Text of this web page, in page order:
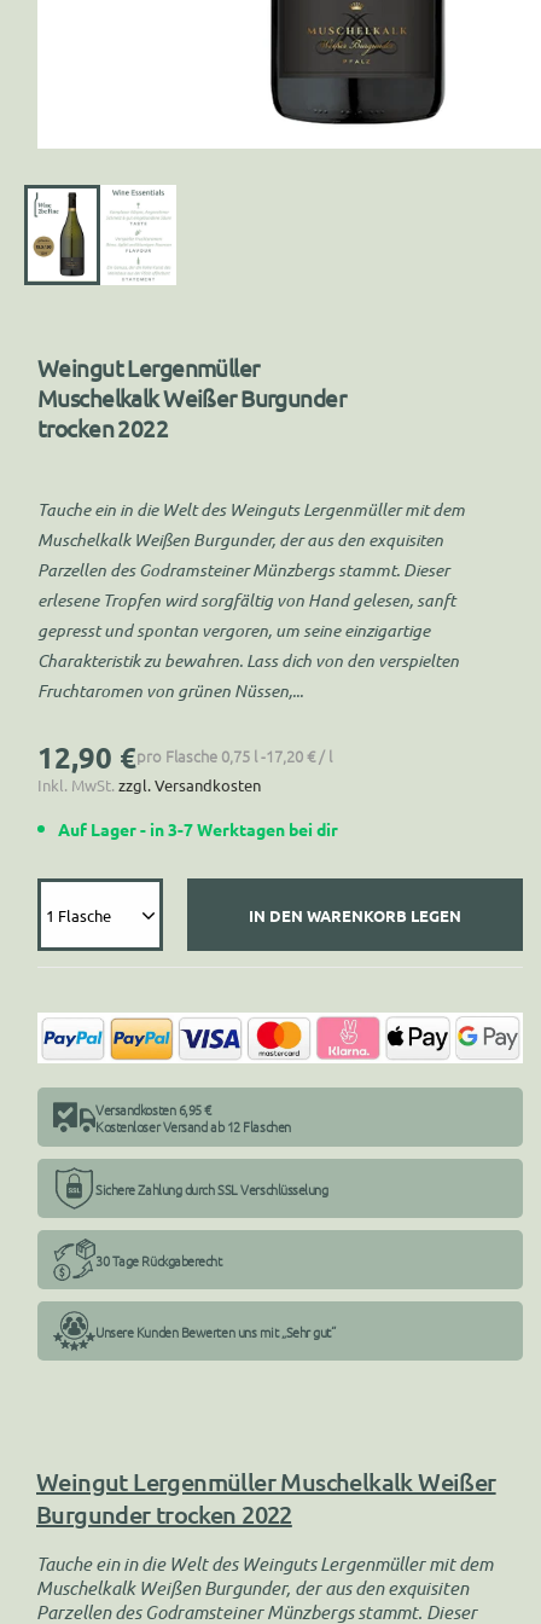
Weingut Lergenmüller
Muschelkalk Weißer Burgunder
trocken 2022
Tauche ein in die Welt des Weinguts Lergenmüller mit dem
Muschelkalk Weißen Burgunder, der aus den exquisiten
Parzellen des Godramsteiner Münzbergs stammt. Dieser
erlesene Tropfen wird sorgfältig von Hand gelesen, sanft
gepresst und spontan vergoren, um seine einzigartige
Charakteristik zu bewahren. Lass dich von den verspielten
Fruchtaromen von grünen Nüssen,...
Normaler
Preis
12,90 €pro Flasche 0,75 l -17,20 €/ l
Inkl. MwSt. zzgl. Versandkosten
Auf Lager - in 3-7 Werktagen bei dir
1 Flasche IN DEN WARENKORB LEGEN
Versandkosten 6,95 €
Kostenloser Versand ab 12 Flaschen
Sichere Zahlung durch SSL Verschlüsselung
30 Tage Rückgaberecht
Unsere Kunden Bewerten uns mit „Sehr gut“
Weingut Lergenmüller Muschelkalk Weißer
Burgunder trocken 2022
Tauche ein in die Welt des Weinguts Lergenmüller mit dem
Muschelkalk Weißen Burgunder, der aus den exquisiten
Parzellen des Godramsteiner Münzbergs stammt. Dieser